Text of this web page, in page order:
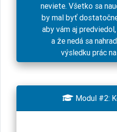
neviete. Všetko sa
by mal byť
aby vám aj
a že nedá sa
výsledku prác
Modul #2: